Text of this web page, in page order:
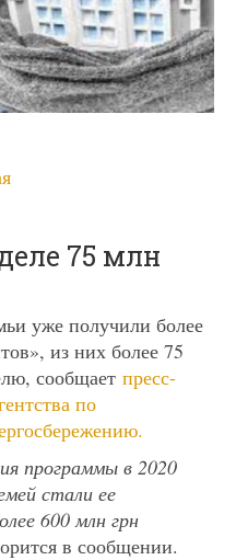
75 млн
уже получили более
из них более 75
сообщает пресс-
по
программы в 2020
стали ее
600 млн грн
в сообщении.